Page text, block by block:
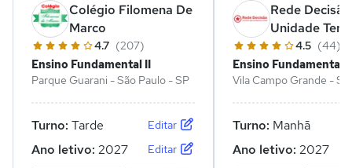
Colégio Filomena De
Marco
4.7 (207)
Ensino Fundamental II
Parque Guarani - São Paulo - SP
Turno: Tarde Editar
Ano letivo: 2027
Editar
Rede
Unidade
4.5 (44)
Ensino Fundamental II
Vila Campo Grande -
Turno: Manhã
Ano letivo: 2027